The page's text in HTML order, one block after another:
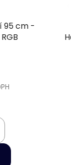
95 cm -